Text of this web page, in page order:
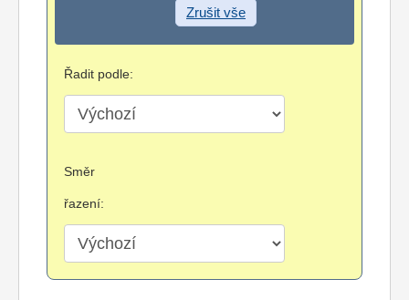
Zrušit vše
Řadit podle:
Směr
řazení: